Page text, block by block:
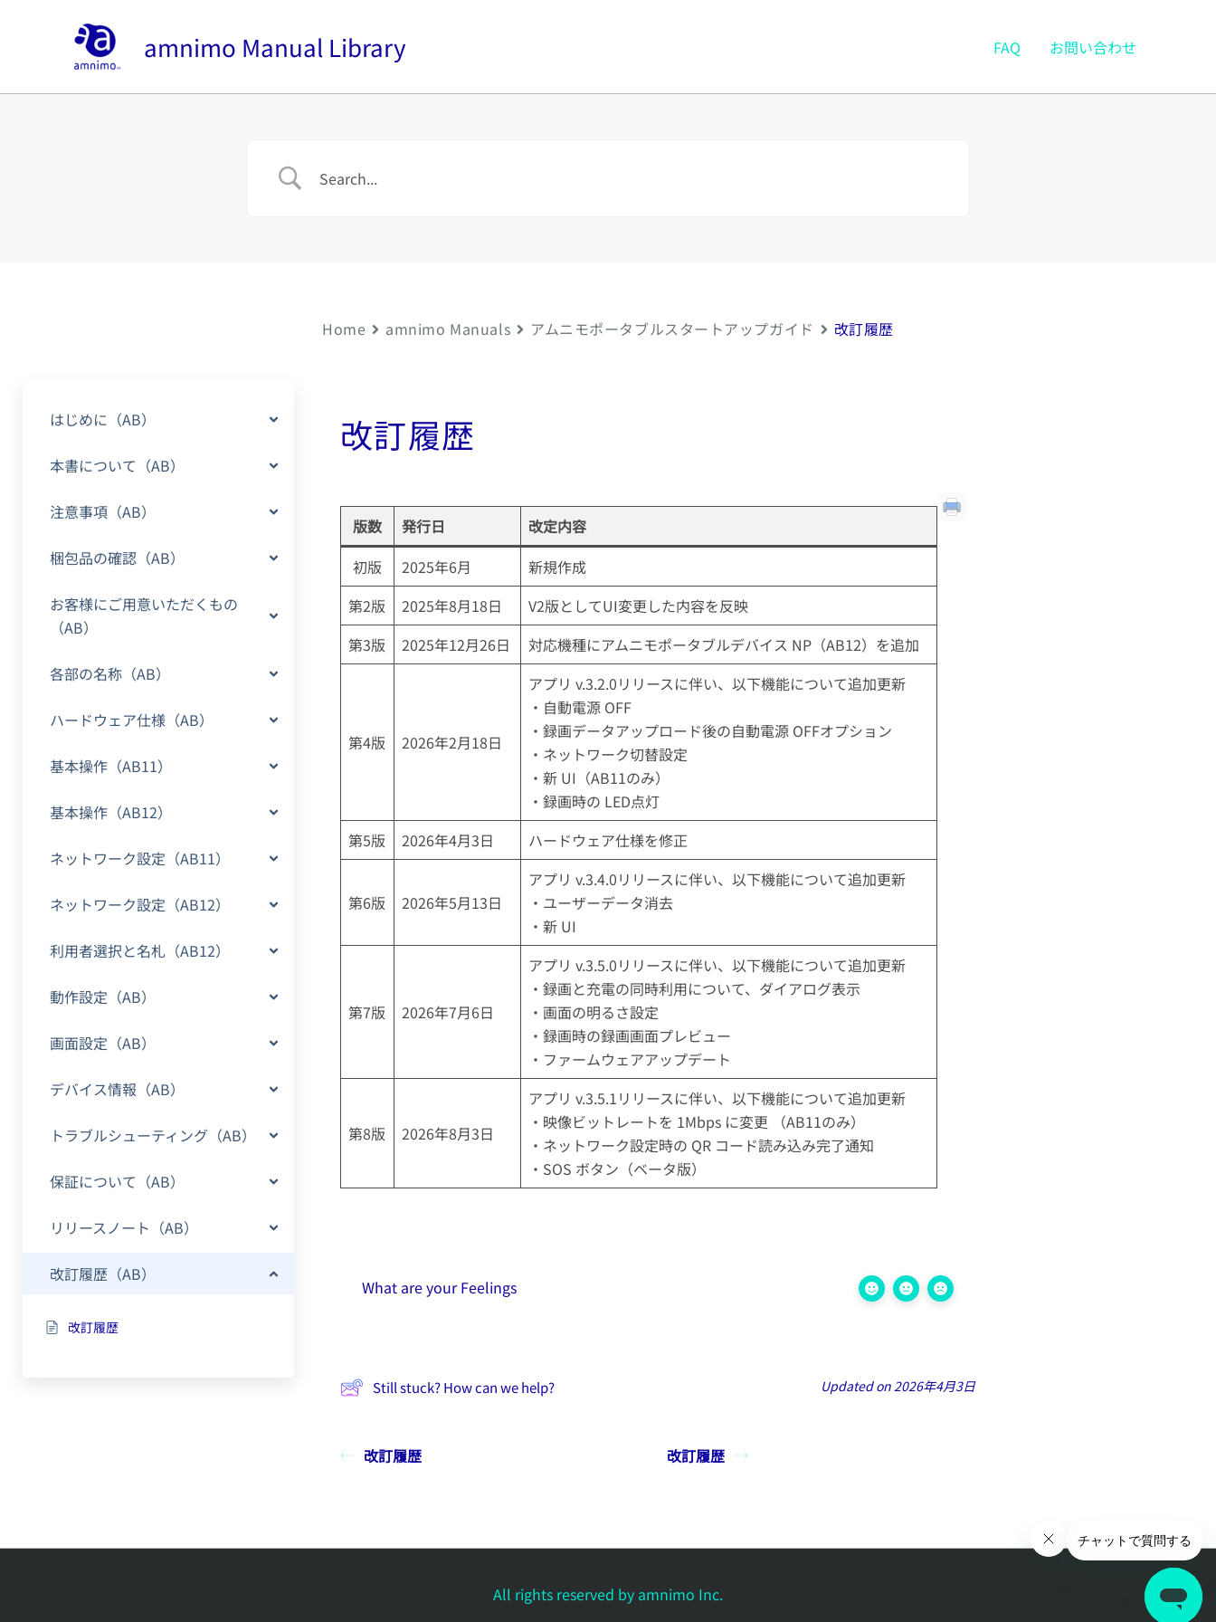
amnimo Manual Library FAQ お問い合わせ
はじめに（AB）
本書について（AB）
注意事項（AB）
梱包品の確認（AB）
お客様にご用意いただくもの
（AB）
各部の名称（AB）
ハードウェア仕様（AB）
基本操作（AB11）
基本操作（AB12）
ネットワーク設定（AB11）
ネットワーク設定（AB12）
利用者選択と名札（AB12）
動作設定（AB）
画面設定（AB）
デバイス情報（AB）
トラブルシューティング（AB）
保証について（AB）
リリースノート（AB）
改訂履歴（AB）
改訂履歴
Home amnimo Manuals アムニモポータブルスタートアップガイド 改訂履歴
改訂履歴
版数 発行日
改定内容
初版
2025年6月
新規作成
第2版
2025年8月18日
V2版としてUI変更した内容を反映
第3版
2025年12月26日 対応機種にアムニモポータブルデバイス NP（AB12）を追加
第4版 2026年2月18日
アプリ v.3.2.0リリースに伴い、以下機能について追加更新
・自動電源 OFF
・録画データアップロード後の自動電源 OFFオプション
・ネットワーク切替設定
・新 UI（AB11のみ）
・録画時の LED点灯
第5版
2026年4月3日 ハードウェア仕様を修正
第6版 2026年5月13日
アプリ v.3.4.0リリースに伴い、以下機能について追加更新
・ユーザーデータ消去
・新 UI
第7版 2026年7月6日
アプリ v.3.5.0リリースに伴い、以下機能について追加更新
・録画と充電の同時利用について、ダイアログ表示
・画面の明るさ設定
・録画時の録画画面プレビュー
・ファームウェアアップデート
第8版 2026年8月3日
アプリ v.3.5.1リリースに伴い、以下機能について追加更新
・映像ビットレートを 1Mbps に変更 （AB11のみ）
・ネットワーク設定時の QR コード読み込み完了通知
・SOS ボタン（ベータ版）
What are your Feelings
Still stuck? How can we help? Updated on 2026年4月3日
改訂履歴 改訂履歴
All rights reserved by amnimo Inc.